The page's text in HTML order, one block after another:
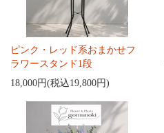
ピンク・レッド系おまかせフ
ラワースタンド1段
18,000円(税込19,800円)